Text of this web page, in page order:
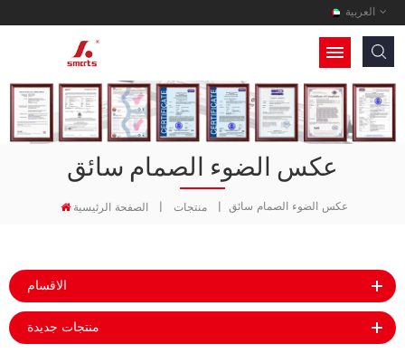
العربية
عكس الضوء الصمام سائق
الصفحة الرئيسية | منتجات | عكس الضوء الصمام سائق
الاقسام
منتجات جديدة